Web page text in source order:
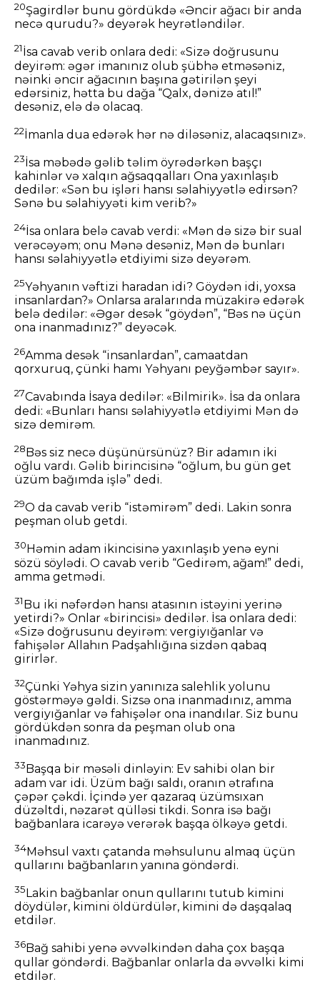
20Şagirdlər bunu gördükdə «Əncir ağacı bir anda
necə qurudu?» deyərək heyrətləndilər.
21İsa cavab verib onlara dedi: «Sizə doğrusunu
deyirəm: əgər imanınız olub şübhə etməsəniz,
nəinki əncir ağacının başına gətirilən şeyi
edərsiniz, hətta bu dağa “Qalx, dənizə atıl!”
desəniz, elə də olacaq.
22İmanla dua edərək hər nə diləsəniz, alacaqsınız».
23İsa məbədə gəlib təlim öyrədərkən başçı
kahinlər və xalqın ağsaqqalları Ona yaxınlaşıb
dedilər: «Sən bu işləri hansı səlahiyyətlə edirsən?
Sənə bu səlahiyyəti kim verib?»
24İsa onlara belə cavab verdi: «Mən də sizə bir sual
verəcəyəm; onu Mənə desəniz, Mən də bunları
hansı səlahiyyətlə etdiyimi sizə deyərəm.
25Yəhyanın vəftizi haradan idi? Göydən idi, yoxsa
insanlardan?» Onlarsa aralarında müzakirə edərək
belə dedilər: «Əgər desək “göydən”, “Bəs nə üçün
ona inanmadınız?” deyəcək.
26Amma desək “insanlardan”, camaatdan
qorxuruq, çünki hamı Yəhyanı peyğəmbər sayır».
27Cavabında İsaya dedilər: «Bilmirik». İsa da onlara
dedi: «Bunları hansı səlahiyyətlə etdiyimi Mən də
sizə demirəm.
28Bəs siz necə düşünürsünüz? Bir adamın iki
oğlu vardı. Gəlib birincisinə “oğlum, bu gün get
üzüm bağımda işlə” dedi.
29O da cavab verib “istəmirəm” dedi. Lakin sonra
peşman olub getdi.
30 Həmin adam ikincisinə yaxınlaşıb yenə eyni
sözü söylədi. O cavab verib “Gedirəm, ağam!” dedi,
amma getmədi.
31Bu iki nəfərdən hansı atasının istəyini yerinə
yetirdi?» Onlar «birincisi» dedilər. İsa onlara dedi:
«Sizə doğrusunu deyirəm: vergiyığanlar və
fahişələr Allahın Padşahlığına sizdən qabaq
girirlər.
32Çünki Yəhya sizin yanınıza salehlik yolunu
göstərməyə gəldi. Sizsə ona inanmadınız, amma
vergiyığanlar və fahişələr ona inandılar. Siz bunu
gördükdən sonra da peşman olub ona
inanmadınız.
33 Başqa bir məsəli dinləyin: Ev sahibi olan bir
adam var idi. Üzüm bağı saldı, oranın ətrafına
çəpər çəkdi. İçində yer qazaraq üzümsıxan
düzəltdi, nəzarət qülləsi tikdi. Sonra isə bağı
bağbanlara icarəyə verərək başqa ölkəyə getdi.
34Məhsul vaxtı çatanda məhsulunu almaq üçün
qullarını bağbanların yanına göndərdi.
35 Lakin bağbanlar onun qullarını tutub kimini
döydülər, kimini öldürdülər, kimini də daşqalaq
etdilər.
36Bağ sahibi yenə əvvəlkindən daha çox başqa
qullar göndərdi. Bağbanlar onlarla da əvvəlki kimi
etdilər.